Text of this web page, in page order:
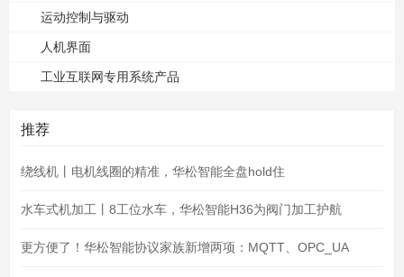
运动控制与驱动
人机界面
工业互联网专用系统产品
推荐
绕线机丨电机线圈的精准，华松智能全盘hold住
水车式机加工丨8工位水车，华松智能H36为阀门加工护航
更方便了！华松智能协议家族新增两项：MQTT、OPC_UA